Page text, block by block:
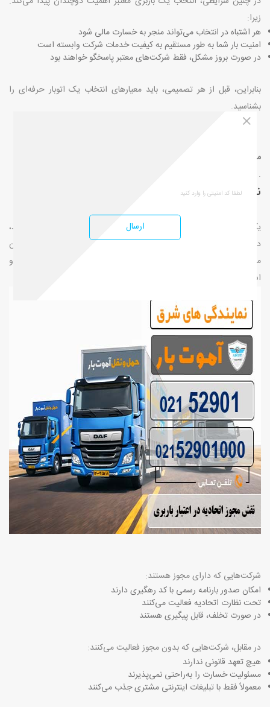
زیرا:
هر اشتباه در انتخاب می‌تواند منجر به خسارت مالی شود
امنیت بار شما به طور مستقیم به کیفیت خدمات شرکت وابسته است
در صورت بروز مشکل، فقط شرکت‌های معتبر پاسخگو خواهند بود
بنابراین، قبل از هر تصمیمی، باید معیارهای انتخاب یک اتوبار حرفه‌ای را
بشناسید.
مقالات و خدمات مرتبط:
.
نقش مجوز اتحادیه در اعتبار باربری
یکی از اصلی‌ترین معیارهایی که باید در انتخاب باربری به آن توجه کنید،
داشتن مجوز رسمی از اتحادیه حمل‌ونقل است. این مجوز در واقع نشان
می‌دهد که شرکت مورد نظر تحت نظارت قانونی فعالیت می‌کند و
استانداردهای مشخصی را رعایت می‌کند
شرکت‌هایی که دارای مجوز هستند:
امکان صدور بارنامه رسمی با کد رهگیری دارند
تحت نظارت اتحادیه فعالیت می‌کنند
در صورت تخلف، قابل پیگیری هستند
در مقابل، شرکت‌هایی که بدون مجوز فعالیت می‌کنند:
هیچ تعهد قانونی ندارند
مسئولیت خسارت را به‌راحتی نمی‌پذیرند
معمولاً فقط با تبلیغات اینترنتی مشتری جذب می‌کنند
ارسال